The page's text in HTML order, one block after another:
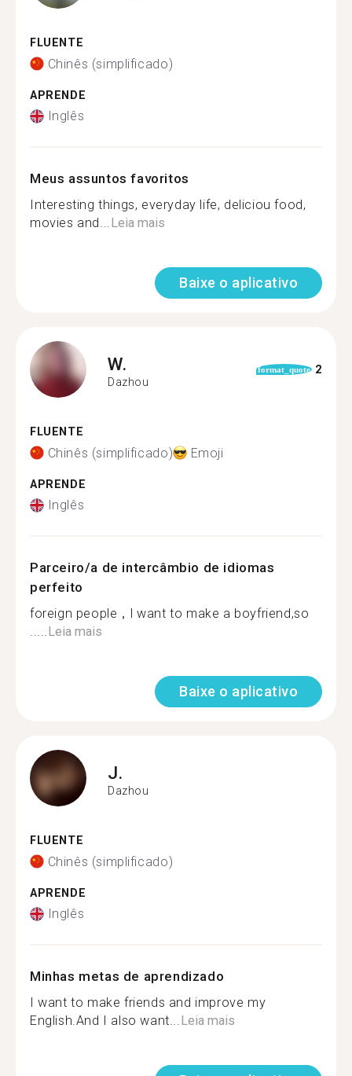
FLUENTE
Chinês (simplificado)
APRENDE
Inglês
Meus assuntos favoritos
Interesting things, everyday life, deliciou food,
movies and...Leia mais
Baixe o aplicativo
W.
Dazhou
format_quote 2
FLUENTE
Chinês (simplificado) Emoji
APRENDE
Inglês
Parceiro/a de intercâmbio de idiomas
perfeito
foreign people，l want to make a boyfriend,so
.....Leia mais
Baixe o aplicativo
J.
Dazhou
FLUENTE
Chinês (simplificado)
APRENDE
Inglês
Minhas metas de aprendizado
I want to make friends and improve my
English.And I also want...Leia mais